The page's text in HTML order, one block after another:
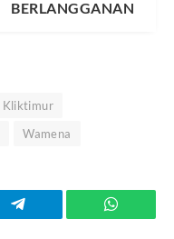
BERLANGGANAN
Kliktimur
Wamena
Telegram